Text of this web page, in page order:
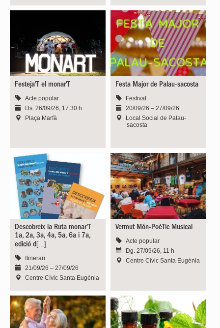
Festeja'T el monar'T
Acte popular
Ds. 26/09/26, 17.30 h
Plaça Marfà
Festa Major de Palau-sacosta
Festival
20/09/26 – 27/09/26
Local Social de Palau-
sacosta
Descobreix la Ruta monar'T
1a, 2a, 3a, 4a, 5a, 6a i 7a,
edició d[...]
Itinerari
21/09/26 – 27/09/26
Centre Cívic Santa Eugènia
Vermut Món-PoèTic Musical
Acte popular
Dg. 27/09/26, 11 h
Centre Cívic Santa Eugènia